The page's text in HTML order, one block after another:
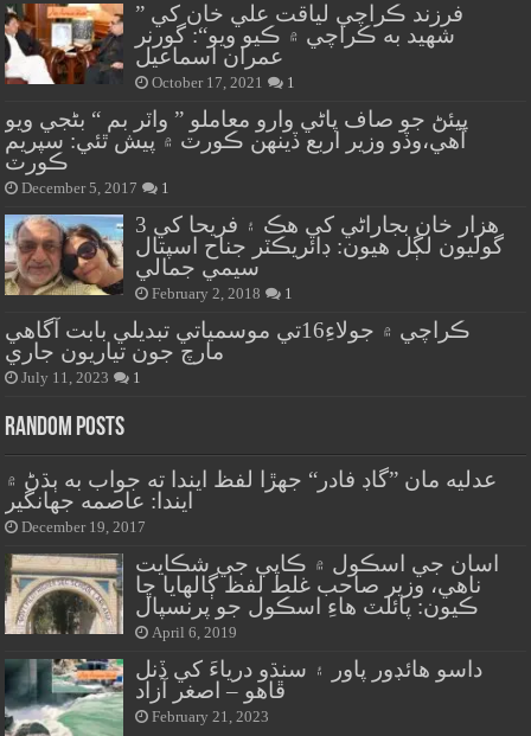
” فرزند ڪراچي لياقت علي خان کي
شهيد به ڪراچي ۾ ڪيو ويو“: گورنر
عمران اسماعيل
October 17, 2021 1
پيئڻ جو صاف پاڻي وارو معاملو ” واٽر بم “ بڻجي ويو
آهي،وڏو وزير اربع ڏينهن ڪورٽ ۾ پيش ٿئي: سپريم
ڪورٽ
December 5, 2017 1
هزار خان بجاراڻي کي هڪ ۽ فريحا کي 3
گوليون لڳل هيون: ڊائريڪٽر جناح اسپتال
سيمي جمالي
February 2, 2018 1
ڪراچي ۾ جولاءِ16تي موسمياتي تبديلي بابت آگاهي
مارچ جون تياريون جاري
July 11, 2023 1
Random Posts
عدليه مان ”گاڊ فادر“ جهڙا لفظ ايندا ته جواب به ٻڌڻ ۾
ايندا: عاصمه جهانگير
December 19, 2017
اسان جي اسڪول ۾ ڪاپي جي شڪايت
ناهي، وزير صاحب غلط لفظ ڳالهايا ڇا
ڪيون: پائلٽ هاءِ اسڪول جو پرنسپال
April 6, 2019
داسو هائڊور پاور ۽ سنڌو درياءَ کي ڏنل
ڦاهو – اصغر آزاد
February 21, 2023